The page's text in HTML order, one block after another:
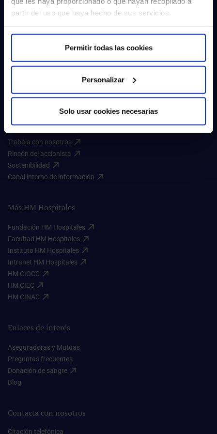
partir del uso que haya hecho de sus servicios.
Permitir todas las cookies
Personalizar
Solo usar cookies necesarias
Sobre nosotros
Trabaja con nosotros​
Rincón del accionista​
Sostenibilidad​
Canal interno de información​
Más HM Hospitales
Fundación HM Hospitales​
Facultad HM Hospitales​
Instituto HM Hospitales​
Intranet HM Hospitales​
HM CIOCC​
HM CIEC​
HM CINAC​
Enlaces de interés
Aseguradoras y Mutuas​
Preguntas frecuentes​
Donación de sangre​
Blog​
Contacta con nosotros
Citación telefónica